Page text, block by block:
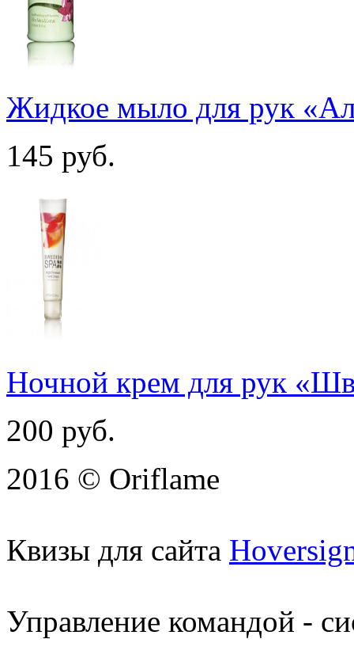
Жидкое мыло для рук
145 руб.
Ночной крем для рук
200 руб.
2016 © Oriflame
Квизы для сайта
Управление командой -